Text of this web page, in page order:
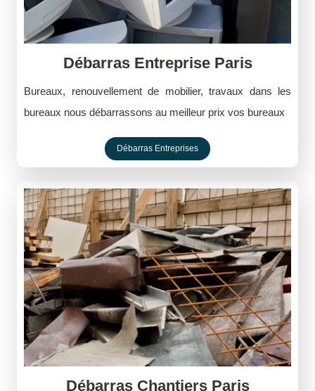
Débarras Entreprise Paris
Bureaux, renouvellement de mobilier, travaux dans les
bureaux nous débarrassons au meilleur prix vos bureaux
Débarras Entreprises
Débarras Chantiers Paris